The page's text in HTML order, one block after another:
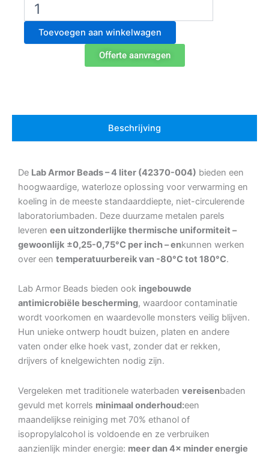
Armor
Beads
Toevoegen aan winkelwagen
Offerte aanvragen
Beschrijving
De Lab Armor Beads – 4 liter (42370-004) bieden een
hoogwaardige, waterloze oplossing voor verwarming en
koeling in de meeste standaarddiepte, niet-circulerende
laboratoriumbaden. Deze duurzame metalen parels
leveren een uitzonderlijke thermische uniformiteit –
gewoonlijk ±0,25-0,75°C per inch – enkunnen werken
over een temperatuurbereik van -80°C tot 180°C.
Lab Armor Beads bieden ook ingebouwde
antimicrobiële bescherming, waardoor contaminatie
wordt voorkomen en waardevolle monsters veilig blijven.
Hun unieke ontwerp houdt buizen, platen en andere
vaten onder elke hoek vast, zonder dat er rekken,
drijvers of knelgewichten nodig zijn.
Vergeleken met traditionele waterbaden vereisenbaden
gevuld met korrels minimaal onderhoud:een
maandelijkse reiniging met 70% ethanol of
isopropylalcohol is voldoende en ze verbruiken
aanzienlijk minder energie: meer dan 4× minder energie